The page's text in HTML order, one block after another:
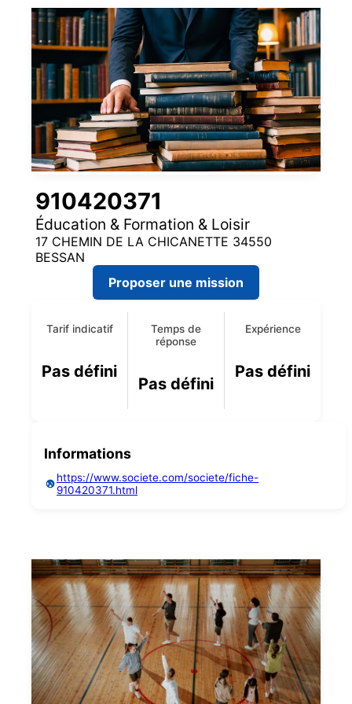
910420371
Éducation & Formation & Loisir
17 CHEMIN DE LA CHICANETTE 34550
BESSAN
Proposer une mission
Tarif indicatif
Pas défini
Temps de
réponse
Pas défini
Expérience
Pas défini
Informations
https://www.societe.com/societe/fiche-
910420371.html